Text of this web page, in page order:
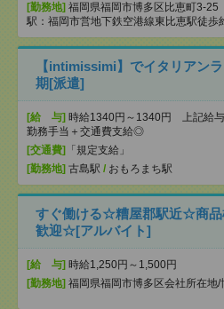
[勤務地] 福岡県福岡市博多区比恵町3-25
駅：福岡市営地下鉄空港線東比恵駅徒歩
【intimissimi】でイタリアン
期[派遣]
[給 与] 時給1340円～1340円 上記給
勤務手当＋交通費支給◎
[交通費]
「規定支給」
[勤務地] 古島駅 / おもろまち駅
すぐ働ける☆糟屋郡駅近☆商
歓迎☆[アルバイト]
[給 与] 時給1,250円～1,500円
[勤務地] 福岡県福岡市博多区会社所在地/